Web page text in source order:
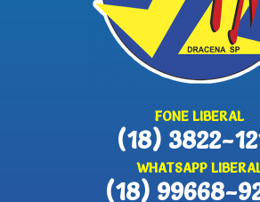
FONE LIBERAL
(18) 3822-
WHATSAPP
(18) 99668-